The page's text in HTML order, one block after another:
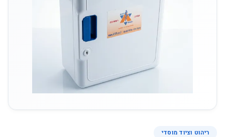
ריהוט וציוד מוסדי